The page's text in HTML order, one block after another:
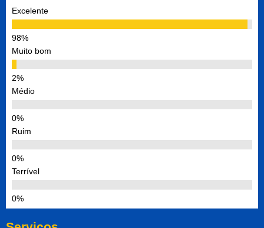
Excelente
Muito bom
Médio
Ruim
Terrível